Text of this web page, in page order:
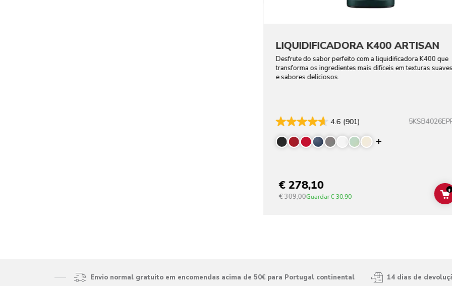
LIQUIDIFICADORA K400 ARTISAN
Desfrute do sabor perfeito com a liquidificadora K400 que
transforma os ingredientes mais difíceis em texturas
e sabores deliciosos.
4.6 (901)
Display more
€ 278,10
€ 309,00Guardar€ 30,90
+
Envio normal gratuito em encomendas acima de 50€ para Portugal continental 14 dias de